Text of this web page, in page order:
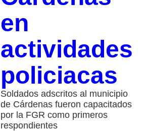
en
actividades
policiacas
Soldados adscritos al municipio
de Cárdenas fueron capacitados
por la FGR como primeros
respondientes